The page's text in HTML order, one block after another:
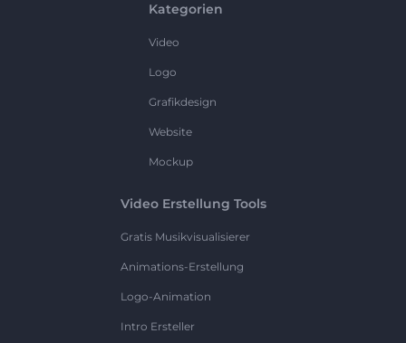
Kategorien
Video
Logo
Grafikdesign
Website
Mockup
Video Erstellung Tools
Gratis Musikvisualisierer
Animations-Erstellung
Logo-Animation
Intro Ersteller